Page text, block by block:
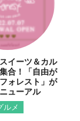
イーツ＆カル
合！「自由が
ォレスト」が
ューアル
ルメ